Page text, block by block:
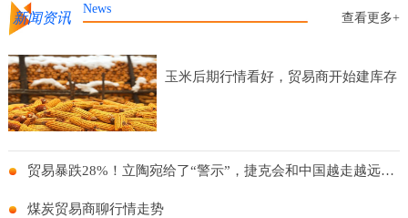
新闻资讯
News
查看更多+
玉米后期行情看好，贸易商开始建库存
贸易暴跌28%！立陶宛给了“警示”，捷克会和中国越走越远么？
煤炭贸易商聊行情走势